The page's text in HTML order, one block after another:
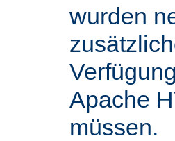
wurden
Apache
müssen.